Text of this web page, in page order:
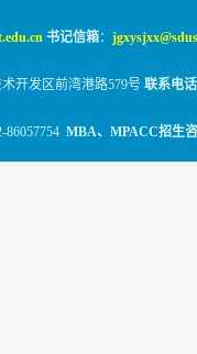
书记信箱：
开发区前湾港路579号 联系电话
86057754 MBA、MPACC招生